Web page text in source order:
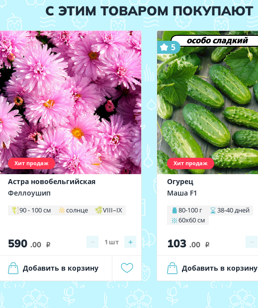
С ЭТИМ ТОВАРОМ ПОКУПАЮТ
Хит продаж
Астра новобельгийская
Феллоушип
90 - 100 см солнце VIII–IX
590 .00 i − +
1 шт
Добавить в корзину
особо сладкий
Хит продаж
5
Огурец
Маша F1
80-100 г
38-40 дней
60х60 см
103 .00 i −
Добавить в корзину